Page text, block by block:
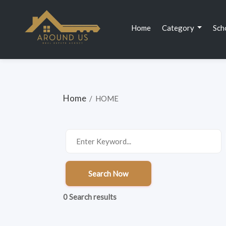
Home(current)
Category
Home / HOME
Search Now
0 Search results